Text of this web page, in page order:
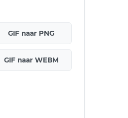
GIF naar PNG
GIF naar WEBM